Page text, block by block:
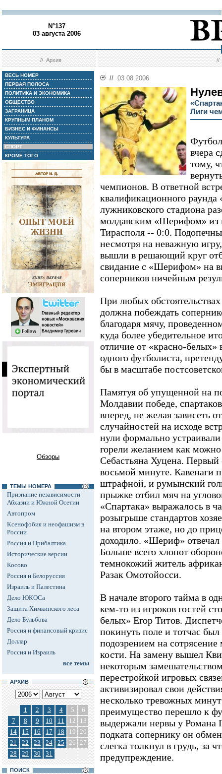
N°137
03 августа 2006
//Архив //
ВЕСЬ НОМЕР
ПЕРВАЯ ПОЛОСА
ПОЛИТИКА И ЭКОНОМИКА
ОБЩЕСТВО
ЗАГРАНИЦА
КРУПНЫМ ПЛАНОМ
БИЗНЕС И ФИНАНСЫ
КУЛЬТУРА
СПОРТ
КРОМЕ ТОГО
Обзоры
ТЕМЫ НОМЕРА
Признание независимости
Абхазии и Южной Осетии
Автопром
Ксенофобия и неофашизм в
России
Россия и Прибалтика
Исторические версии
Косово
Россия и Белоруссия
Израиль и Палестина
Дело ЮКОСа
Защита Химкинского леса
Дело Бульбова
Россия и финансовый кризис
Доллар
Россия и Израиль
все темы
АРХИВ
1 2 3 4 5
6
7
8 9 10 11 12
13
14
15 16 17 18 19 20
21
22 23 24 25 26 27
28
29 30 31
ПОИСК
// 03.08.2006
Лиги
вчера
тому,
чемпионов. В ответной
квалификационного раунда
лужниковского стадиона
молдавским «Шерифом» из
Тирасполя -- 0:0.
несмотря на неважную
вышли в решающий круг
свидание с «Шерифом» на
соперников ничейным
При любых
должна побеждать
благодаря мячу,
куда более убедительное
отличие от «красно-белых»
одного футболиста,
бы в масштабе
Памятуя об упущенной на
Молдавии победе,
вперед, не желая зависеть
случайностей на исходе
нули формально
горели желанием как можно
Себастьяна Хуцена.
восьмой минуте. Кавенаги
штрафной, и румынский
прыжке отбил мяч на
«Спартака» выражалось в
розыгрыше стандартов
на втором этаже, но до
доходило. «Шериф»
Больше всего хлопот
темнокожий житель
Разак Омотойосси.
В начале второго тайма в
кем-то из игроков гостей
белых» Егор Титов.
покинуть поле и тотчас был
подозрением на
кости. На замену вышел
некоторым
перестройкой игровых
активизировал свои
несколько тревожных
преимущество перешло к
выдержали нервы у Романа
подката сопернику он
слегка толкнул в грудь, за
предупреждение.